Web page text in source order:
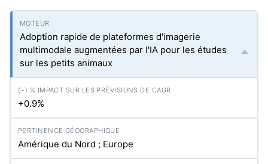
Adoption rapide de plateformes d'imagerie
multimodale augmentées par l'IA pour les études
sur les petits animaux
+0.9%
Amérique du Nord ; Europe